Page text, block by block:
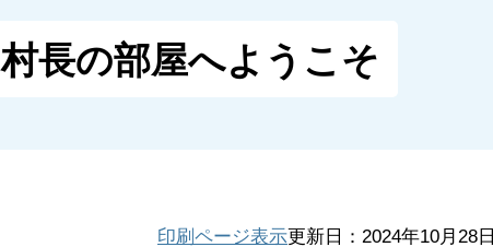
村長の部屋へようこそ
印刷ページ表示更新日：2024年10月28日